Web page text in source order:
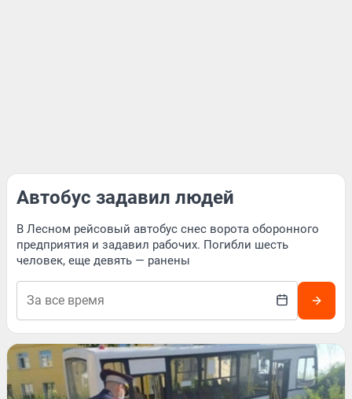
Автобус задавил людей
В Лесном рейсовый автобус снес ворота оборонного
предприятия и задавил рабочих. Погибли шесть
человек, еще девять — ранены